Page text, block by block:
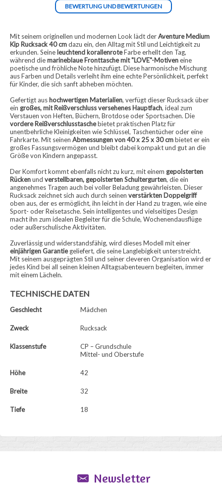
BEWERTUNG UND BEWERTUNGEN
Mit seinem originellen und modernen Look lädt derAventure Medium
Kip Rucksack 40 cmdazu ein, den Alltag mit Stil und Leichtigkeit zu
erkunden. Seine leuchtend korallenroteFarbe erhellt den Tag,
während diemarineblaue Fronttasche mit "LOVE"-Motiveneine
poetische und fröhliche Note hinzufügt. Diese harmonische Mischung
aus Farben und Details verleiht ihm eine echte Persönlichkeit, perfekt
für Kinder, die sich sanft abheben möchten.
Gefertigt aus hochwertigen Materialien, verfügt dieser Rucksack über
ein großes, mit Reißverschluss versehenes Hauptfach, ideal zum
Verstauen von Heften, Büchern, Brotdose oder Sportsachen. Die
vordere Reißverschlusstaschebietet praktischen Platz für
unentbehrliche Kleinigkeiten wie Schlüssel, Taschentücher oder eine
Fahrkarte. Mit seinen Abmessungen von 40 x 25 x 30 cmbietet er ein
großes Fassungsvermögen und bleibt dabei kompakt und gut an die
Größe von Kindern angepasst.
Der Komfort kommt ebenfalls nicht zu kurz, mit einem gepolsterten
Rückenund verstellbaren, gepolsterten Schultergurten, die ein
angenehmes Tragen auch bei voller Beladung gewährleisten. Dieser
Rucksack zeichnet sich auch durch seinen verstärkten Doppelgriff
oben aus, der es ermöglicht, ihn leicht in der Hand zu tragen, wie eine
Sport- oder Reisetasche. Sein intelligentes und vielseitiges Design
macht ihn zum idealen Begleiter für die Schule, Wochenendausflüge
oder außerschulische Aktivitäten.
Zuverlässig und widerstandsfähig, wird dieses Modell mit einer
einjährigen Garantiegeliefert, die seine Langlebigkeit unterstreicht.
Mit seinem ausgeprägten Stil und seiner cleveren Organisation wird er
jedes Kind bei all seinen kleinen Alltagsabenteuern begleiten, immer
mit einem Lächeln.
TECHNISCHE DATEN
Geschlecht Mädchen
Zweck Rucksack
Klassenstufe
CP – Grundschule
Mittel- und Oberstufe
Höhe 42
Breite 32
Tiefe 18
Newsletter